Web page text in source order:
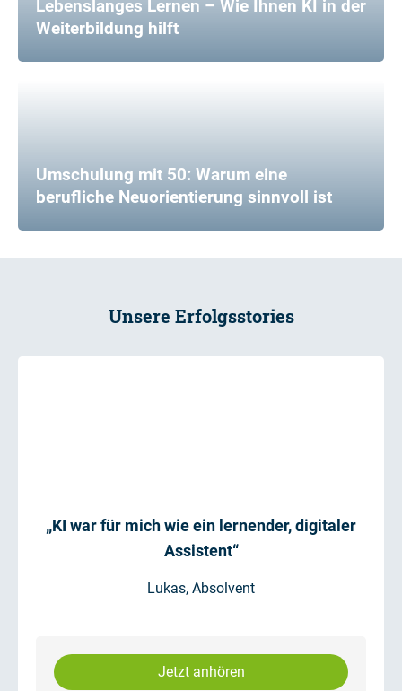
Lebenslanges Lernen – Wie Ihnen KI in der
Weiterbildung hilft
Umschulung mit 50: Warum eine
berufliche Neuorientierung sinnvoll ist
Unsere Erfolgsstories
„KI war für mich wie ein lernender, digitaler
Assistent“
Lukas, Absolvent
Jetzt anhören